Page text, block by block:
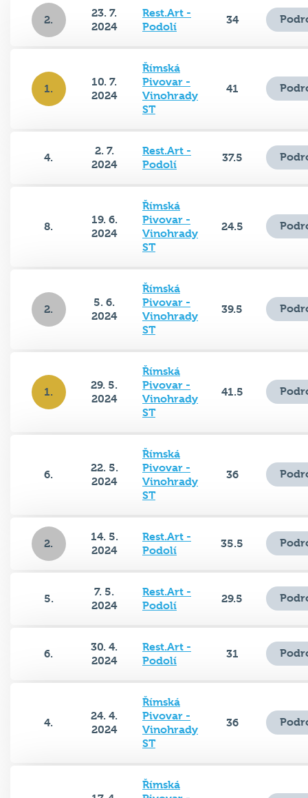
2.
23. 7.
2024
Rest.Art -
Podolí
34
1.
10. 7.
2024
Římská
Pivovar -
Vinohrady
ST
41
4.
2. 7.
2024
Rest.Art -
Podolí
37.5
8.
19. 6.
2024
Římská
Pivovar -
Vinohrady
ST
24.5
2.
5. 6.
2024
Římská
Pivovar -
Vinohrady
ST
39.5
1.
29. 5.
2024
Římská
Pivovar -
Vinohrady
ST
41.5
6.
22. 5.
2024
Římská
Pivovar -
Vinohrady
ST
36
2.
14. 5.
2024
Rest.Art -
Podolí
35.5
5.
7. 5.
2024
Rest.Art -
Podolí
29.5
6.
30. 4.
2024
Rest.Art -
Podolí
31
4.
24. 4.
2024
Římská
Pivovar -
Vinohrady
ST
36
Římská